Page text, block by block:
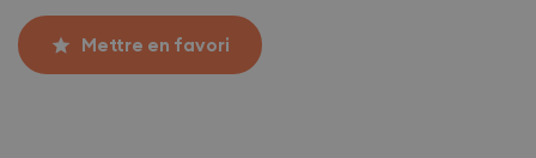
Mettre en favori